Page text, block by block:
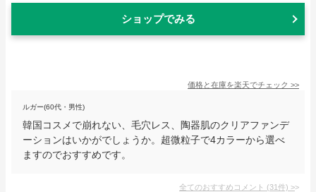
ショップでみる
価格と在庫を楽天でチェック >>
ルガー(60代・男性)
韓国コスメで崩れない、毛穴レス、陶器肌のクリアファンデ
ーションはいかがでしょうか。超微粒子で4カラーから選べ
ますのでおすすめです。
全てのおすすめコメント (31件) >